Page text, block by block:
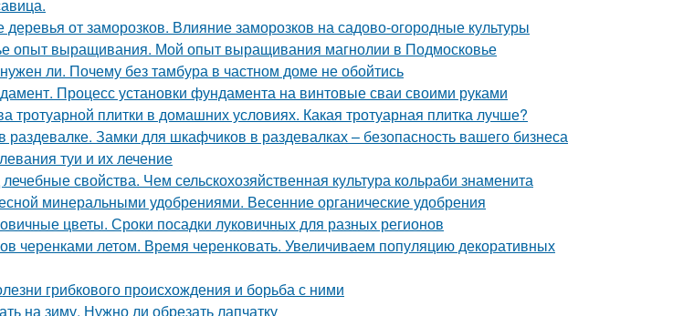
деревья от заморозков. Влияние заморозков на садово-огородные культуры
опыт выращивания. Мой опыт выращивания магнолии в Подмосковье
ли. Почему без тамбура в частном доме не обойтись
Процесс установки фундамента на винтовые сваи своими руками
тротуарной плитки в домашних условиях. Какая тротуарная плитка лучше?
Замки для шкафчиков в раздевалках – безопасность вашего бизнеса
туи и их лечение
свойства. Чем сельскохозяйственная культура кольраби знаменита
минеральными удобрениями. Весенние органические удобрения
цветы. Сроки посадки луковичных для разных регионов
черенками летом. Время черенковать. Увеличиваем популяцию декоративных
грибкового происхождения и борьба с ними
на зиму. Нужно ли обрезать лапчатку